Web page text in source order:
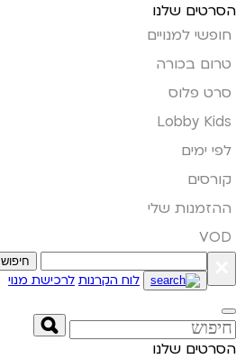
הסרטים שלנו
חופשי למנויים
טרום בכורה
סרט פלוס
Lobby Kids
לפי ימים
קורסים
ההזמנות שלי
VOD
חיפוש
לוח הקרנות לרכישת מנוי
הסרטים שלנו